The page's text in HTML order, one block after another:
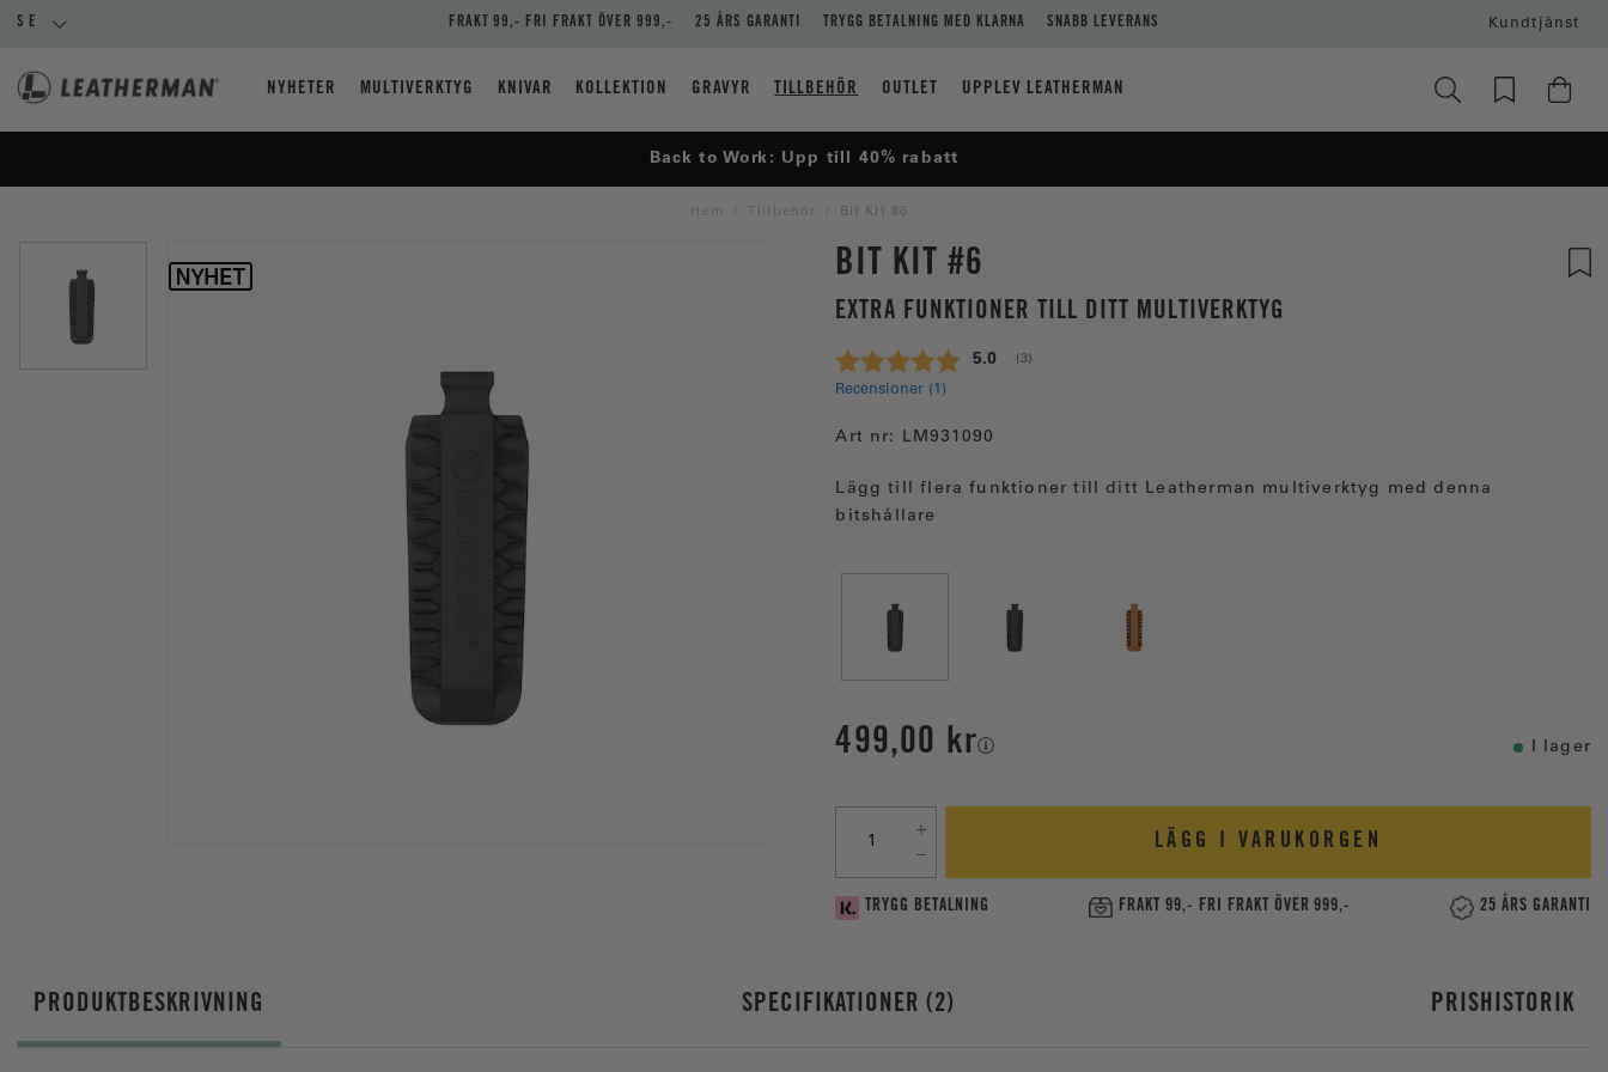
SE FRAKT 99,- FRI FRAKT ÖVER 999,- 25 ÅRS GARANTI TRYGG BETALNING MED KLARNA SNABB LEVERANS Kundtjänst
NYHETER MULTIVERKTYG KNIVAR KOLLEKTION GRAVYR TILLBEHÖR OUTLET UPPLEV LEATHERMAN
Back to Work: Upp till 40% rabatt
Hem Tillbehör Bit Kit #6
BIT KIT #6
EXTRA FUNKTIONER TILL DITT MULTIVERKTYG
Snittbetyg:
5.0 (röster:
3)
Recensioner (1 )
Art nr: LM931090
Lägg till flera funktioner till ditt Leatherman multiverktyg med denna
bitshållare
499,00 kr I lager
LÄGG I VARUKORGEN
TRYGG BETALNING FRAKT 99,- FRI FRAKT ÖVER 999,- 25 ÅRS GARANTI
PRODUKTBESKRIVNING SPECIFIKATIONER 2 PRISHISTORIK